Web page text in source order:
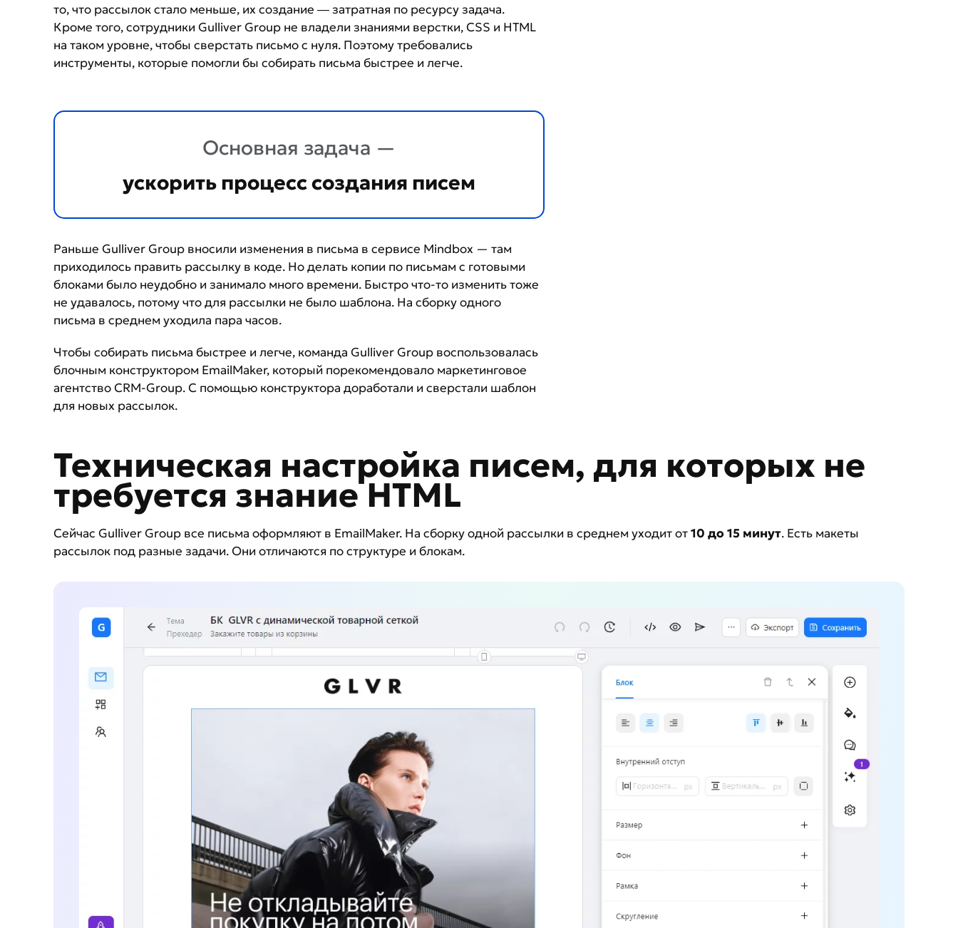
то, что рассылок стало меньше, их создание ― затратная по ресурсу задача.
Кроме того, сотрудники Gulliver Group не владели знаниями верстки, СSS и HTML
на таком уровне, чтобы сверстать письмо с нуля. Поэтому требовались
инструменты, которые помогли бы собирать письма быстрее и легче.
Основная задача —
ускорить процесс создания писем
Раньше Gulliver Group вносили изменения в письма в сервисе Mindbox — там
приходилось править рассылку в коде. Но делать копии по письмам с готовыми
блоками было неудобно и занимало много времени. Быстро что-то изменить тоже
не удавалось, потому что для рассылки не было шаблона. На сборку одного
письма в среднем уходила пара часов.
Чтобы собирать письма быстрее и легче, команда Gulliver Group воспользовалась
блочным конструктором EmailMaker, который порекомендовало маркетинговое
агентство CRM-Group. С помощью конструктора доработали и сверстали шаблон
для новых рассылок.
Техническая настройка писем, для которых не
требуется знание HTML
Сейчас Gulliver Group все письма оформляют в EmailMaker. На сборку одной рассылки в среднем уходит от10 до 15 минут. Есть макеты
рассылок под разные задачи. Они отличаются по структуре и блокам.